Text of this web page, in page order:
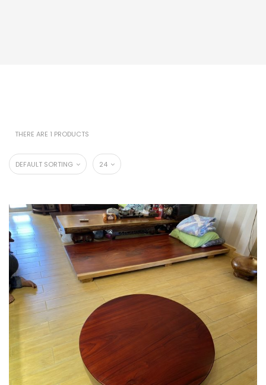
THERE ARE 1 PRODUCTS
DEFAULT SORTING 24